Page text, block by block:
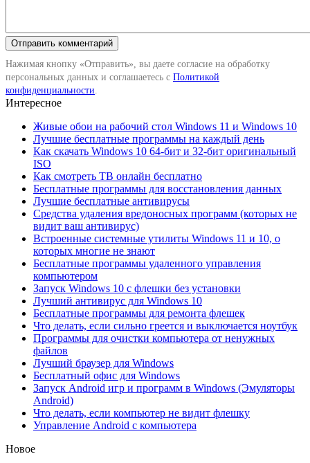
Нажимая кнопку «Отправить», вы даете согласие на обработку
персональных данных и соглашаетесь с Политикой
конфиденциальности.
Интересное
Живые обои на рабочий стол Windows 11 и Windows 10
Лучшие бесплатные программы на каждый день
Как скачать Windows 10 64-бит и 32-бит оригинальный
ISO
Как смотреть ТВ онлайн бесплатно
Бесплатные программы для восстановления данных
Лучшие бесплатные антивирусы
Средства удаления вредоносных программ (которых не
видит ваш антивирус)
Встроенные системные утилиты Windows 11 и 10, о
которых многие не знают
Бесплатные программы удаленного управления
компьютером
Запуск Windows 10 с флешки без установки
Лучший антивирус для Windows 10
Бесплатные программы для ремонта флешек
Что делать, если сильно греется и выключается ноутбук
Программы для очистки компьютера от ненужных
файлов
Лучший браузер для Windows
Бесплатный офис для Windows
Запуск Android игр и программ в Windows (Эмуляторы
Android)
Что делать, если компьютер не видит флешку
Управление Android с компьютера
Новое